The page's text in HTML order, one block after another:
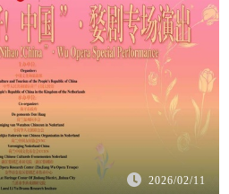
2026/02/11